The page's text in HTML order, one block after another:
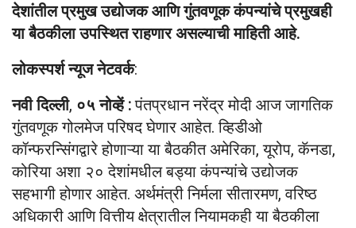
देशांतील प्रमुख उद्योजक आणि गुंतवणूक कंपन्यांचे प्रमुखही
या बैठकीला उपस्थित राहणार असल्याची माहिती आहे.
लोकस्पर्श न्यूज नेटवर्क:
नवी दिल्ली, ०५ नोव्हें :पंतप्रधान नरेंद्र मोदी आज जागतिक
गुंतवणूक गोलमेज परिषद घेणार आहेत. व्हिडीओ
कॉन्फरन्सिंगद्वारे होणाऱ्या या बैठकीत अमेरिका, यूरोप, कॅनडा,
कोरिया अशा २० देशांमधील बड्या कंपन्यांचे उद्योजक
सहभागी होणार आहेत. अर्थमंत्री निर्मला सीतारमण, वरिष्ठ
अधिकारी आणि वित्तीय क्षेत्रातील नियामकही या बैठकीला